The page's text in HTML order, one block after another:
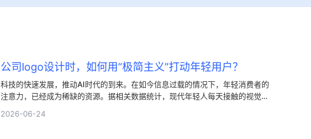
公司logo设计时，如何用“极简主义”打动年轻用户？
科技的快速发展，推动AI时代的到来。在如今信息过载的情况下，年轻消费者的
注意力，已经成为稀缺的资源。据相关数据统计，现代年轻人每天接触的视觉信
中留下印象，极简主义反而更能成为打动年轻用户的有效设计。
2026-06-24